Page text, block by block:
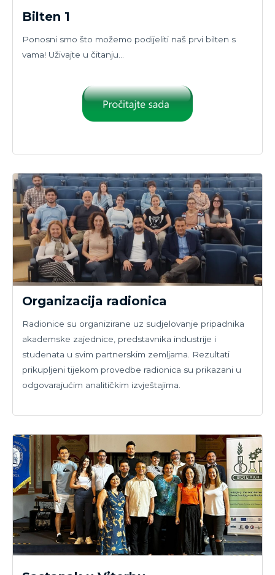
Bilten 1
Ponosni smo što možemo podijeliti naš prvi bilten s
vama! Uživajte u čitanju…
Organizacija radionica
Radionice su organizirane uz sudjelovanje pripadnika
akademske zajednice, predstavnika industrije i
studenata u svim partnerskim zemljama. Rezultati
prikupljeni tijekom provedbe radionica su prikazani u
odgovarajućim analitičkim izvještajima.